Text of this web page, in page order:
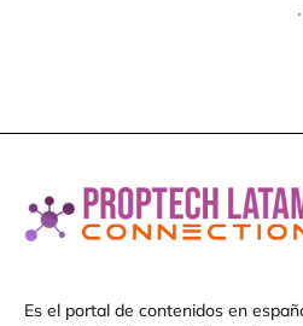
·
Es el portal de contenidos en